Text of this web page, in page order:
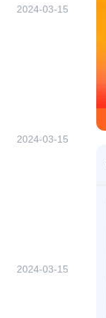
2024-03-15
2024-03-15
2024-03-15